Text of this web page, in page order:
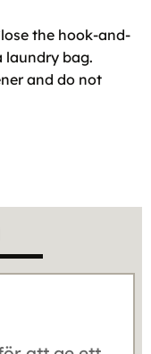
the hook-and-
laundry bag.
and do not